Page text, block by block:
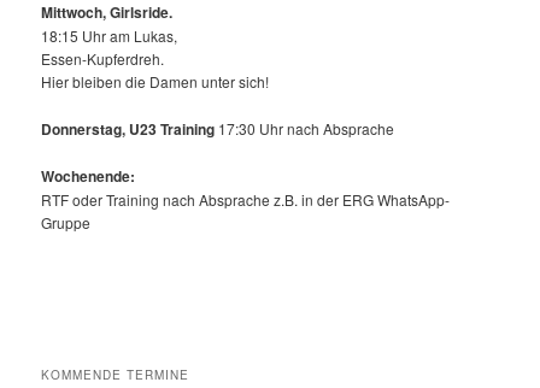
Mittwoch,Girlsride.
18:15 Uhr am Lukas,
Essen-Kupferdreh.
Hier bleiben die Damen unter sich!
Donnerstag, U23 Training 17:30 Uhr nach Absprache
Wochenende:
RTF oder Training nach Absprache z.B. in der ERG WhatsApp-
Gruppe
KOMMENDE TERMINE